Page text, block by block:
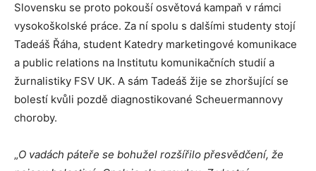
Slovensku se proto pokouší osvětová kampaň v rámci
vysokoškolské práce. Za ní spolu s dalšími studenty stojí
Tadeáš Řáha, student Katedry marketingové komunikace
a public relations na Institutu komunikačních studií a
žurnalistiky FSV UK. A sám Tadeáš žije se zhoršující se
bolestí kvůli pozdě diagnostikované Scheuermannovy
choroby.
„O vadách páteře se bohužel rozšířilo přesvědčení, že